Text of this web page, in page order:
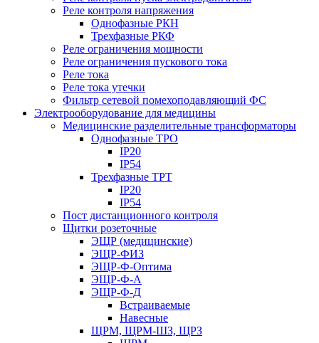
Реле контроля напряжения
Однофазные РКН
Трехфазные РКФ
Реле ограничения мощности
Реле ограничения пускового тока
Реле тока
Реле тока утечки
Фильтр сетевой помехоподавляющий ФС
Электрооборудование для медицины
Медицинские разделительные трансформаторы
Однофазные ТРО
IP20
IP54
Трехфазные ТРТ
IP20
IP54
Пост дистанционного контроля
Щитки розеточные
ЭЩР (медицинские)
ЭЩР-ФИЗ
ЭЩР-Ф-Оптима
ЭЩР-Ф-А
ЭЩР-Ф-Д
Встраиваемые
Навесные
ЩРМ, ЩРМ-ШЗ, ЩРЗ